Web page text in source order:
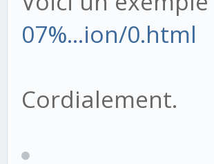
07%...ion/0.html
Cordialement.